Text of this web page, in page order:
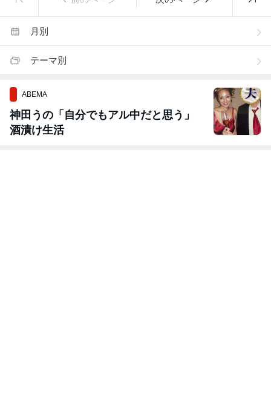
月別
テーマ別
ABEMA
神田うの「自分でもアル中だと思う」
酒漬け生活